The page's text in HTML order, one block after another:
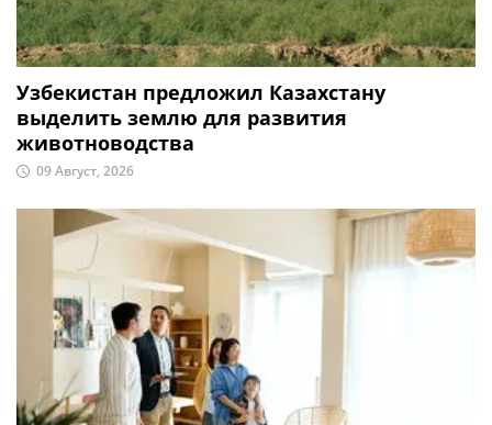
Узбекистан предложил Казахстану
выделить землю для развития
животноводства
09 Август, 2026